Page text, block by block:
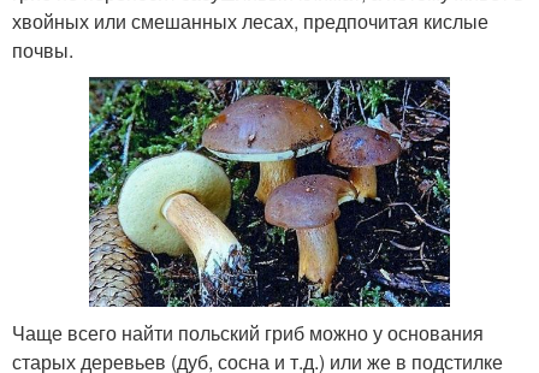
хвойных или смешанных лесах, предпочитая кислые
почвы.
Чаще всего найти польский гриб можно у основания
старых деревьев (дуб, сосна и т.д.) или же в подстилке